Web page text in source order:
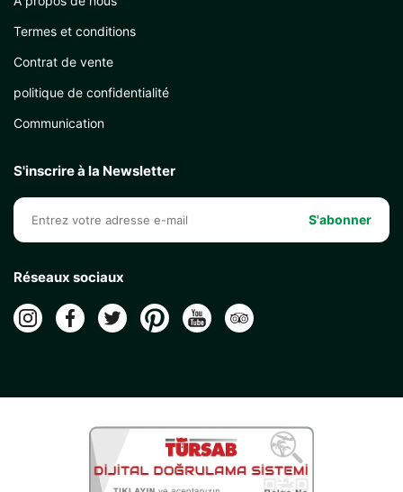
Termes et conditions
Contrat de vente
politique de confidentialité
Communication
S'inscrire à la Newsletter
S'abonner
Réseaux sociaux